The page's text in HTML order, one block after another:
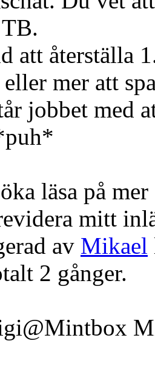
att återställa
mer att
jobbet med
läsa på
mitt
av Mikael
2 gånger.